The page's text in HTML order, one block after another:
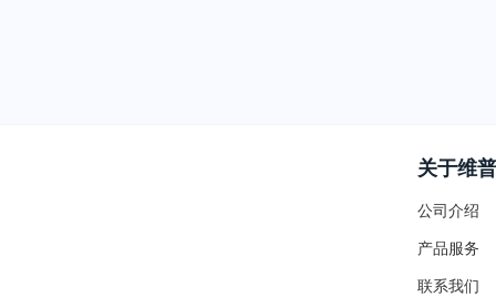
关于维普
公司介绍
产品服务
联系我们